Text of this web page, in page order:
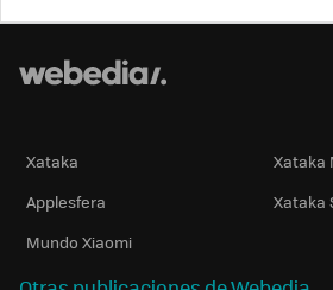
Xataka
Xataka
Applesfera
Xataka
Mundo Xiaomi